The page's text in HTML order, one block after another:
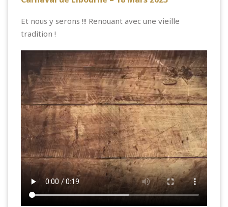
Et nous y serons !!! Renouant avec une vieille
tradition !